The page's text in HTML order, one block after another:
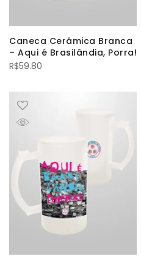
Caneca Cerâmica Branca
– Aqui é Brasilândia, Porra!
R$59.80